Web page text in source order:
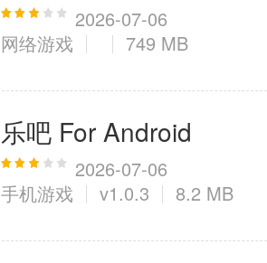
2026-07-06
网络游戏
749 MB
乐吧 For Android
2026-07-06
手机游戏
v1.0.3 8.2 MB